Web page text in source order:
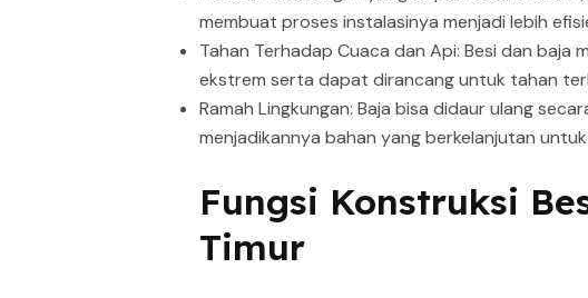
membuat proses instalasinya menjadi lebih
Tahan Terhadap Cuaca dan Api: Besi dan baja
ekstrem serta dapat dirancang untuk tahan
Ramah Lingkungan: Baja bisa didaur ulang
menjadikannya bahan yang berkelanjutan
Fungsi Konstruksi
Timur